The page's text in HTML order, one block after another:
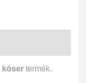
kóser termék.